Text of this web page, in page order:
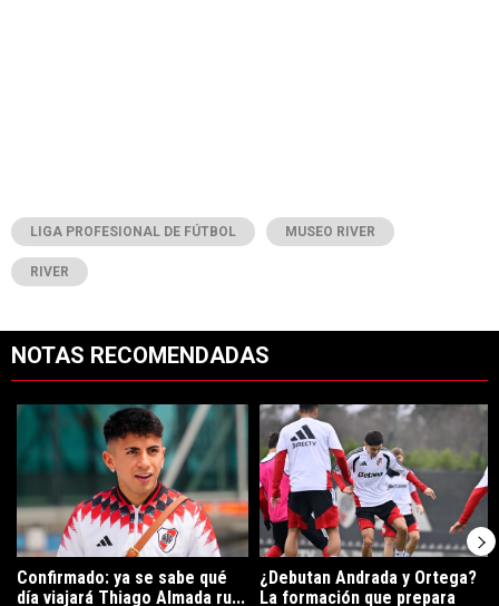
LIGA PROFESIONAL DE FÚTBOL MUSEO RIVER
RIVER
NOTAS RECOMENDADAS
Un artículo de tendencia con el título "Confirmado: ya se sabe qué
Confirmado: ya se sabe qué
día viajará Thiago Almada ru...
Un artículo de tendencia con el
¿Debutan Andrada y Ortega?
La formación que prepara